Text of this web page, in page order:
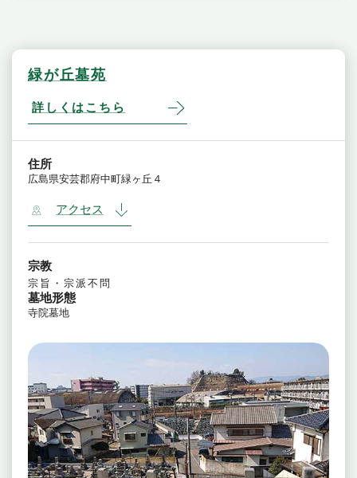
緑が丘墓苑
詳しくはこちら
住所
広島県安芸郡府中町緑ヶ丘４
アクセス
宗教
宗旨・宗派不問
墓地形態
寺院墓地